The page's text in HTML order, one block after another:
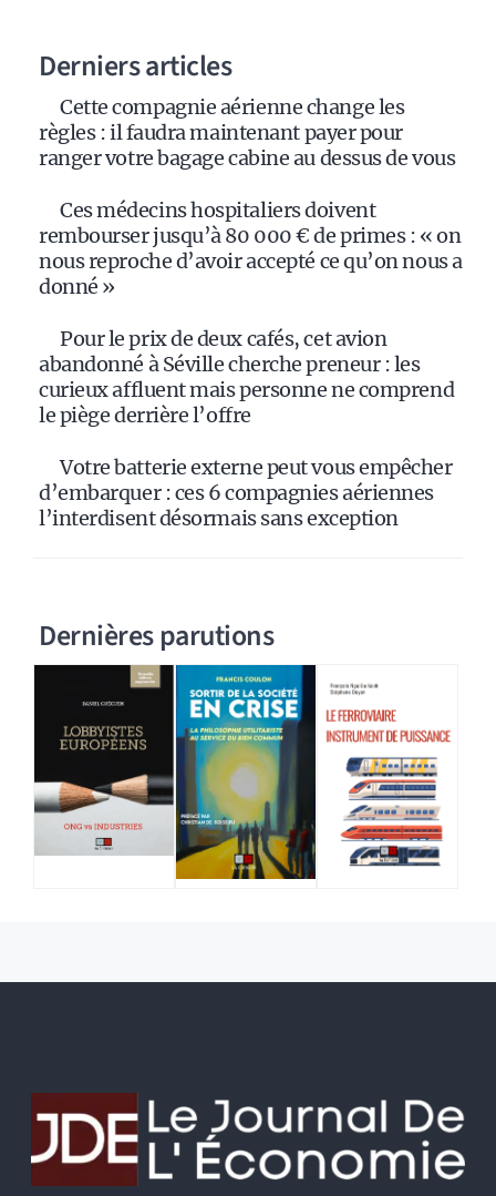
Derniers articles
Cette compagnie aérienne change les
règles : il faudra maintenant payer pour
ranger votre bagage cabine au dessus de vous
Ces médecins hospitaliers doivent
rembourser jusqu’à 80 000 € de primes : « on
nous reproche d’avoir accepté ce qu’on nous a
donné »
Pour le prix de deux cafés, cet avion
abandonné à Séville cherche preneur : les
curieux affluent mais personne ne comprend
le piège derrière l’offre
Votre batterie externe peut vous empêcher
d’embarquer : ces 6 compagnies aériennes
l’interdisent désormais sans exception
Dernières parutions